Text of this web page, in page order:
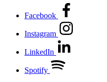
Facebook
Instagram
LinkedIn
Spotify